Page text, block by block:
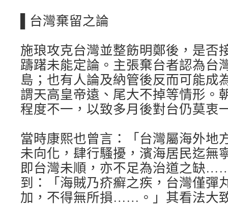
▌台灣棄留之論
施琅攻克台灣並整飭明鄭後，是否
躊躇未能定論。主張棄台者認為台
島；也有人論及納管後反而可能成
謂天高皇帝遠、尾大不掉等情形。
程度不一，以致多月後對台仍莫衷
當時康熙也曾言：「台灣屬海外地
未向化，肆行騷擾，濱海居民迄無
即台灣未順，亦不足為治道之缺
到：「海賊乃疥癬之疾，台灣僅彈
加，不得無所損……。」其看法大